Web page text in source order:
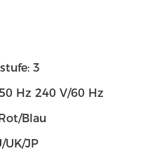
3
Hz 240 V/60 Hz
Blau
UK/JP